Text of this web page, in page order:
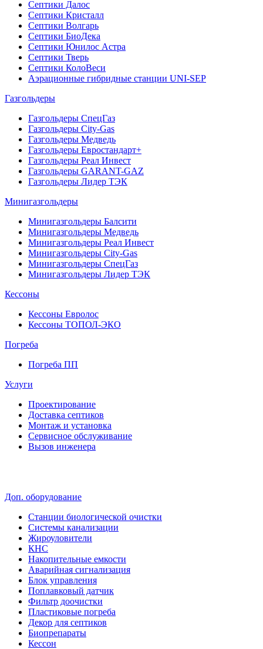
Септики Далос
Септики Кристалл
Септики Волгарь
Септики БиоДека
Септики Юнилос Астра
Септики Тверь
Септики КолоВеси
Аэрационные гибридные станции UNI-SEP
Газгольдеры
Газгольдеры СпецГаз
Газгольдеры City-Gas
Газгольдеры Медведь
Газгольдеры Евростандарт+
Газгольдеры Реал Инвест
Газгольдеры GARANT-GAZ
Газгольдеры Лидер ТЭК
Минигазгольдеры
Минигазгольдеры Балсити
Минигазгольдеры Медведь
Минигазгольдеры Реал Инвест
Минигазгольдеры City-Gas
Минигазгольдеры СпецГаз
Минигазгольдеры Лидер ТЭК
Кессоны
Кессоны Евролос
Кессоны ТОПОЛ-ЭКО
Погребa
Погреба ПП
Услуги
Проектирование
Доставка септиков
Монтаж и установка
Сервисное обслуживание
Вызов инженера
Доп. оборудование
Станции биологической очистки
Системы канализации
Жироуловители
КНС
Накопительные емкости
Аварийная сигнализация
Блок управления
Поплавковый датчик
Фильтр доочистки
Пластиковые погреба
Декор для септиков
Биопрепараты
Кессон